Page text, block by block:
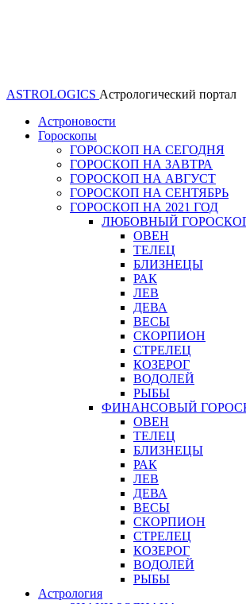
ASTROLOGICS Астрологический портал
Астроновости
Гороскопы
ГОРОСКОП НА СЕГОДНЯ
ГОРОСКОП НА ЗАВТРА
ГОРОСКОП НА АВГУСТ
ГОРОСКОП НА СЕНТЯБРЬ
ГОРОСКОП НА 2021 ГОД
ЛЮБОВНЫЙ ГОРОСКОП
ОВЕН
ТЕЛЕЦ
БЛИЗНЕЦЫ
РАК
ЛЕВ
ДЕВА
ВЕСЫ
СКОРПИОН
СТРЕЛЕЦ
КОЗЕРОГ
ВОДОЛЕЙ
РЫБЫ
ФИНАНСОВЫЙ
ОВЕН
ТЕЛЕЦ
БЛИЗНЕЦЫ
РАК
ЛЕВ
ДЕВА
ВЕСЫ
СКОРПИОН
СТРЕЛЕЦ
КОЗЕРОГ
ВОДОЛЕЙ
РЫБЫ
Астрология